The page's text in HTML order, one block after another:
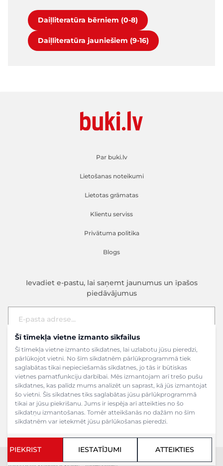
Šī tīmekļa vietne izmanto sīkfailus
Šī tīmekļa vietne izmanto sīkdatnes, lai uzlabotu jūsu pieredzi,
pārlūkojot vietni. No šīm sīkdatnēm pārlūkprogrammā tiek
saglabātas tikai nepieciešamās sīkdatnes, jo tās ir būtiskas
vietnes pamatfunkciju darbībai. Mēs izmantojam arī trešo pušu
sīkdatnes, kas palīdz mums analizēt un saprast, kā jūs izmantojat
šo vietni. Šīs sīkdatnes tiks saglabātas jūsu pārlūkprogrammā
tikai ar jūsu piekrišanu. Jums ir iespēja arī atteikties no šo
sīkdatņu izmantošanas. Tomēr atteikšanās no dažām no šīm
sīkdatnēm var ietekmēt jūsu pārlūkošanas pieredzi.
PIEKRIST IESTATĪJUMI ATTEIKTIES
Daiļliteratūra bērniem (0-8)
Daiļliteratūra jauniešiem (9-16)
Par buki.lv
Lietošanas noteikumi
Lietotas grāmatas
Klientu serviss
Privātuma politika
Blogs
Ievadiet e-pastu, lai saņemt jaunumus un īpašos
piedāvājumus
E-pasta adrese
Pieteikties
Interneta veikala izveide - Magecode.